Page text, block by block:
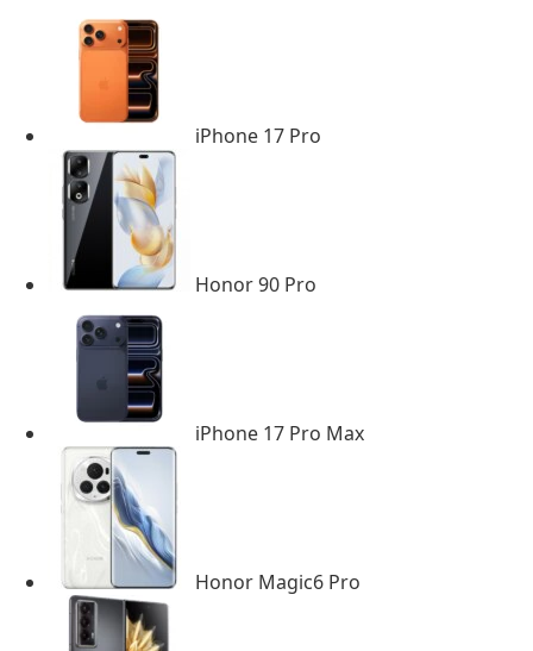
iPhone 17 Pro
Honor 90 Pro
iPhone 17 Pro Max
Honor Magic6 Pro